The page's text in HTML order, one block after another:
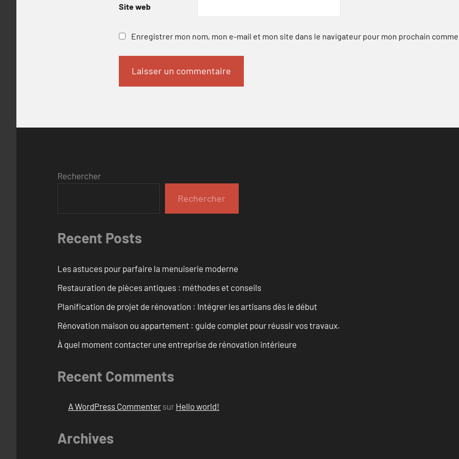
Site web
Enregistrer mon nom, mon e-mail et mon site dans le navigateur pour mon prochain
Rechercher
Rechercher
Recent Posts
Les astuces pour parfaire la menuiserie moderne
Restauration de pièces antiques : méthodes et conseils
Planification de projet de rénovation : Intégrer les artisans dès le début
Rénovation maison ou appartement : guide complet pour réussir vos travaux.
À quel moment contacter une entreprise de rénovation intérieure
Recent Comments
A WordPress Commenter sur Hello world!
Archives